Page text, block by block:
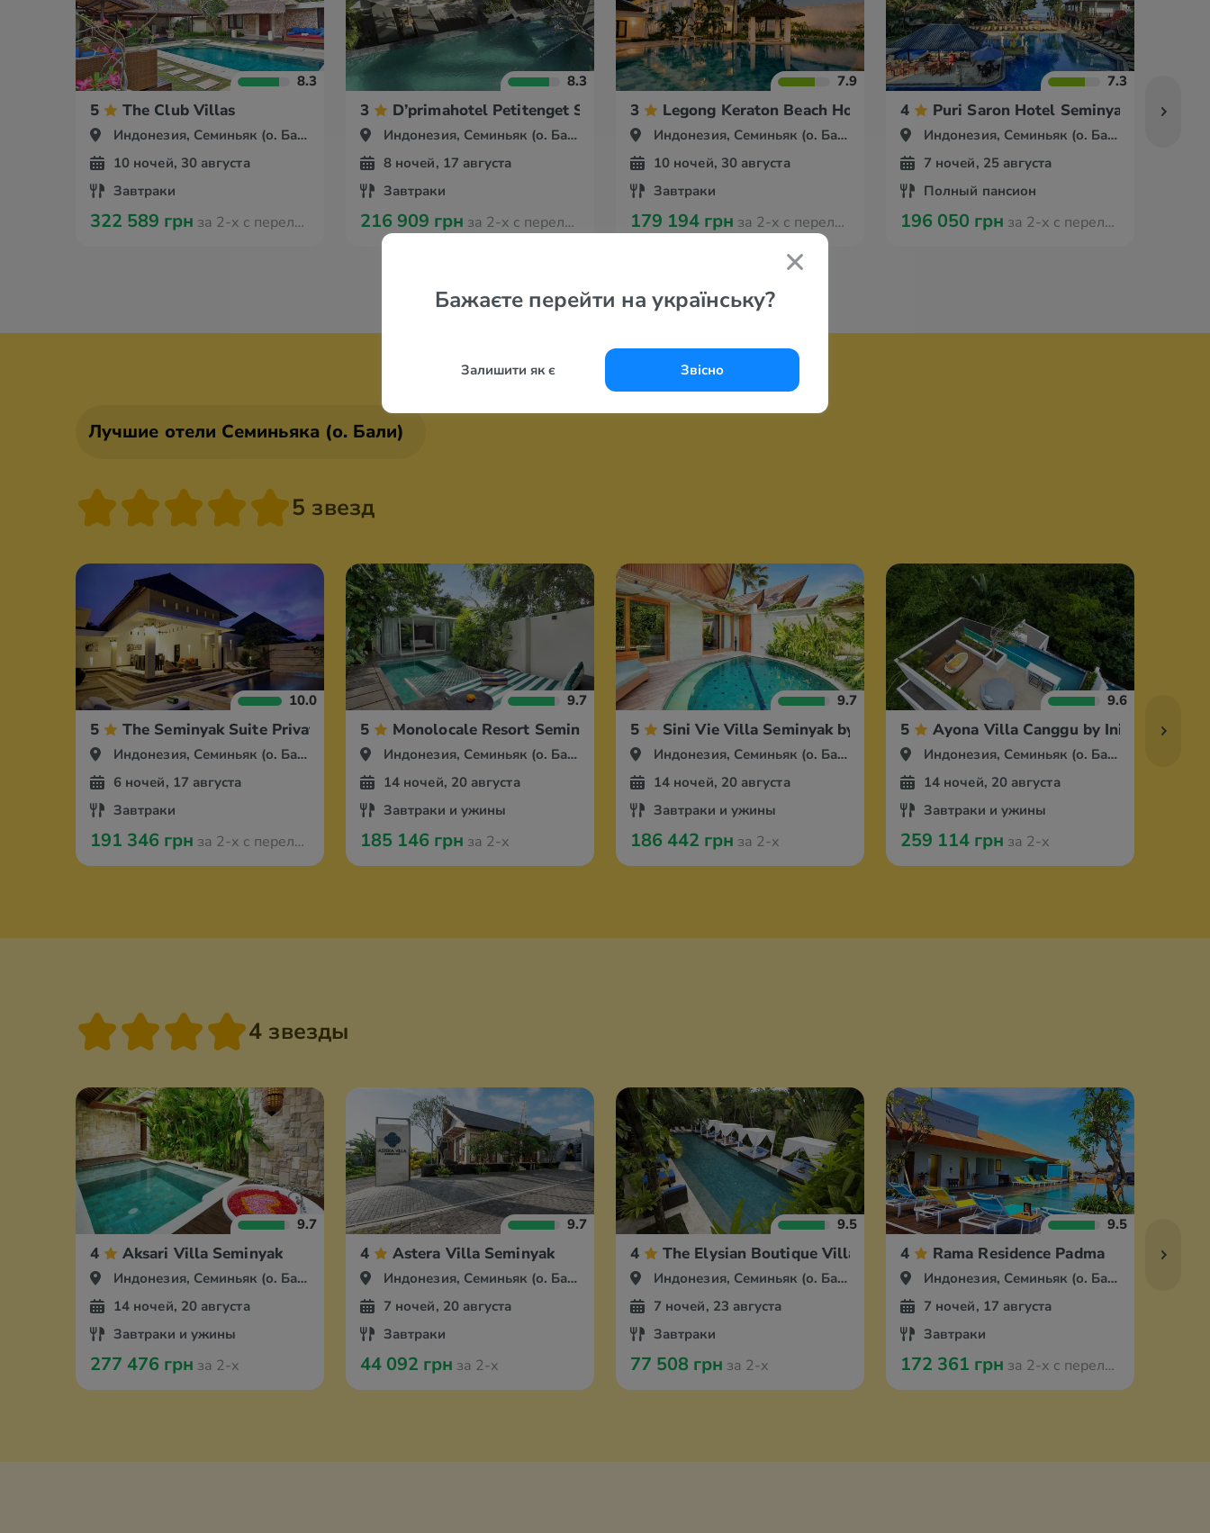
Бажаєте перейти на українську?
Залишити як є Звісно
8.3
5 The Club Villas
Индонезия, Семиньяк (о. Бали)
10 ночей, 30 августа
Завтраки
322 589 грн за 2-х с перелётом из Кишинева
8.3
3 D’primahotel Petitenget Seminyak
Индонезия, Семиньяк (о. Бали)
8 ночей, 17 августа
Завтраки
216 909 грн за 2-х с перелётом из Кишинева
7.9
3 Legong Keraton Beach Hotel
Индонезия, Семиньяк (о. Бали)
10 ночей, 30 августа
Завтраки
179 194 грн за 2-х с перелётом из Варшавы
7.3
4 Puri Saron Hotel Seminyak
Индонезия, Семиньяк (о. Бали)
7 ночей, 25 августа
Полный пансион
196 050 грн за 2-х с перелётом из Варшавы
Лучшие отели Семиньяка (о. Бали)
5 звезд
10.0
5 The Seminyak Suite Private Villa
Индонезия, Семиньяк (о. Бали)
6 ночей, 17 августа
Завтраки
191 346 грн за 2-х с перелётом из Варшавы
9.7
5 Monolocale Resort Seminyak by Ini Vie Hospitality
Индонезия, Семиньяк (о. Бали)
14 ночей, 20 августа
Завтраки и ужины
185 146 грн за 2-х
9.7
5 Sini Vie Villa Seminyak by Ini Vie Hospitality
Индонезия, Семиньяк (о. Бали)
14 ночей, 20 августа
Завтраки и ужины
186 442 грн за 2-х
9.6
5 Ayona Villa Canggu by Ini Vie
Индонезия, Семиньяк (о. Бали)
14 ночей, 20 августа
Завтраки и ужины
259 114 грн за 2-х
4 звезды
9.7
4 Aksari Villa Seminyak
Индонезия, Семиньяк (о. Бали)
14 ночей, 20 августа
Завтраки и ужины
277 476 грн за 2-х
9.7
4 Astera Villa Seminyak
Индонезия, Семиньяк (о. Бали)
7 ночей, 20 августа
Завтраки
44 092 грн за 2-х
9.5
4 The Elysian Boutique Villa Hotel
Индонезия, Семиньяк (о. Бали)
7 ночей, 23 августа
Завтраки
77 508 грн за 2-х
9.5
4 Rama Residence Padma
Индонезия, Семиньяк (о. Бали)
7 ночей, 17 августа
Завтраки
172 361 грн за 2-х с перелётом из Варшавы